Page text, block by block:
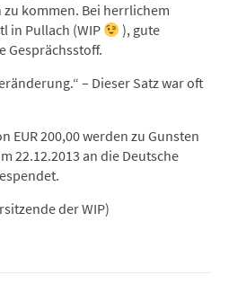
kommen. Bei herrlichem
in Pullach (WIP
), gute
Gesprächsstoff.
– Dieser Satz war oft
EUR 200,00 werden zu Gunsten
22.12.2013 an die Deutsche
der WIP)